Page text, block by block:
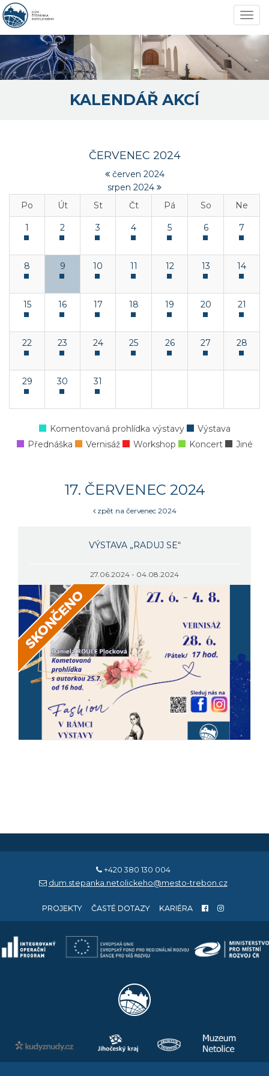
KALENDÁŘ AKCÍ
ČERVENEC 2024
červen 2024
srpen 2024
Po
Út St Čt Pá So Ne
1 2 3 4 5 6 7
8 9 10 11 12 13 14
15 16 17 18 19 20 21
22 23 24 25 26 27 28
29 30 31
Komentovaná prohlídka výstavy
Výstava
Přednáška
Vernisáž Workshop Koncert Jiné
17. ČERVENEC 2024
zpět na červenec 2024
VÝSTAVA „RADUJ SE“
27.06.2024 - 04.08.2024
+420 380 130 004
dum.stepanka.netolickeho@mesto-trebon.cz
PROJEKTY ČASTÉ DOTAZY KARIÉRA